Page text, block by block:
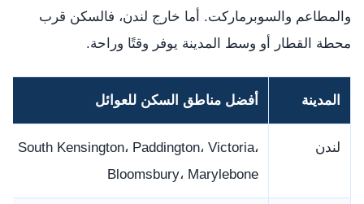
والمطاعم والسوبرماركت. أما خارج لندن، فالسكن قرب
محطة القطار أو وسط المدينة يوفر وقتًا وراحة.
المدينة أفضل مناطق السكن للعوائل
لندن
South Kensington، Paddington، Victoria،
Bloomsbury، Marylebone